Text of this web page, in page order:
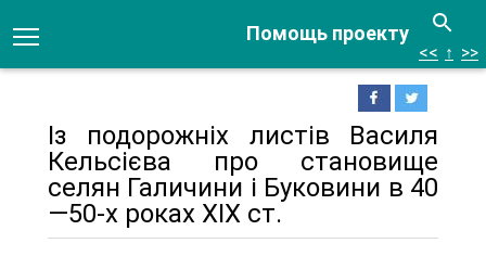
Помощь проекту
<< ↑ >>
Із подорожніх листів Василя
Кельсієва про становище
селян Галичини і Буковини в 40
—50-х роках XIX ст.